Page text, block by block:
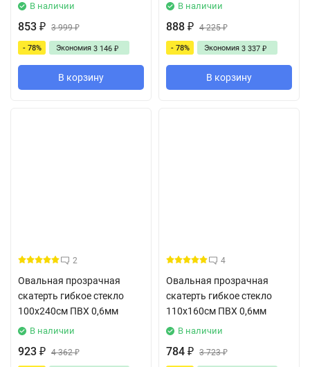
В наличии
853 ₽ 3 999₽
- 78% Экономия 3 146 ₽
В корзину
В наличии
888 ₽ 4 225₽
- 78% Экономия 3 337 ₽
В корзину
2
Овальная прозрачная
скатерть гибкое стекло
100x240см ПВХ 0,6мм
В наличии
923 ₽ 4 362₽
4
Овальная прозрачная
скатерть гибкое стекло
110x160см ПВХ 0,6мм
В наличии
784 ₽ 3 723₽